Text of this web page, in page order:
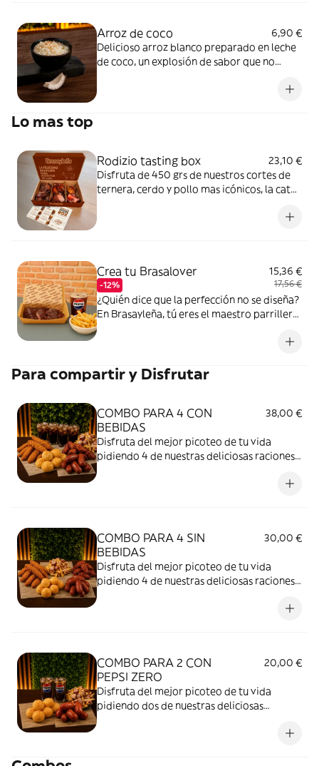
Arroz de coco
6,90 €
Delicioso arroz blanco preparado en leche
de coco, un explosión de sabor que no
primero en degustar lo mejor de los mejor
Lo mas top
Rodizio tasting box
23,10 €
Disfruta de 450 grs de nuestros cortes de
ternera, cerdo y pollo mas icónicos, la cata
dejes de pedirla!
Crea tu Brasalover
-12%
15,36 €
17,56 €
¿Quién dice que la perfección no se diseña?
En Brasayleña, tú eres el maestro parrillero.
una combinación legendaria. elige tu Carne,
lentamente al; elige tu Guarnición, el
acompañante ideal para equilibrar el sabor
exclusivos agregadores y lleva tu
experiencia al siguiente nivel.Tu hambre, tus
reglas, nuestras brasas.
Para compartir y Disfrutar
COMBO PARA 4 CON
BEBIDAS
38,00 €
Disfruta del mejor picoteo de tu vida
pidiendo 4 de nuestras deliciosas raciones,
acompáñalo con 4 deliciosas y refrescantes
COMBO PARA 4 SIN
BEBIDAS
30,00 €
Disfruta del mejor picoteo de tu vida
pidiendo 4 de nuestras deliciosas raciones
COMBO PARA 2 CON
PEPSI ZERO
20,00 €
Disfruta del mejor picoteo de tu vida
pidiendo dos de nuestras deliciosas